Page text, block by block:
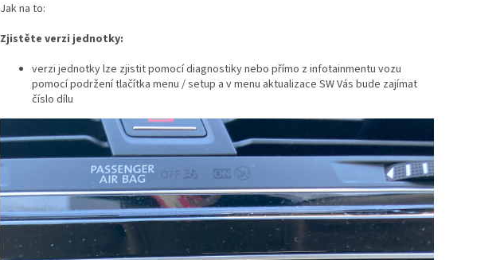
Jak na to:
Zjistěte verzi jednotky:
verzi jednotky lze zjistit pomocí diagnostiky nebo přímo z infotainmentu vozu
pomocí podržení tlačítka menu / setup a v menu aktualizace SW Vás bude zajímat
číslo dílu